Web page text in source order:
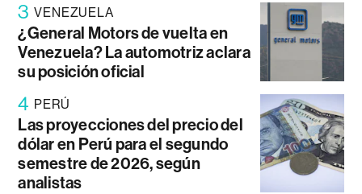
3 VENEZUELA
¿General Motors de vuelta en
Venezuela? La automotriz aclara
su posición oficial
4 PERÚ
Las proyecciones del precio del
dólar en Perú para el segundo
semestre de 2026, según
analistas